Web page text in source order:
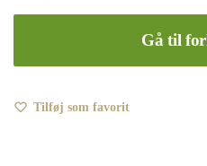
Gå til
Tilføj som favorit